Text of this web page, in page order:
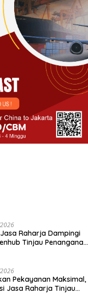
Raharja Dampingi
Tinjau Penanganan
Pekayanan Maksimal,
Jasa Raharja Tinjau